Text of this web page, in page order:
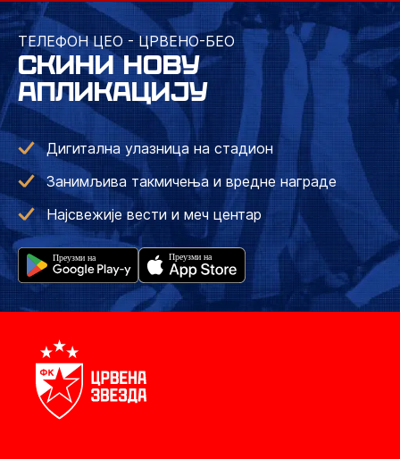
ТЕЛЕФОН ЦЕО - ЦРВЕНО-БЕО
СКИНИ НОВУ
АПЛИКАЦИЈУ
Дигитална улазница на стадион
Занимљива такмичења и вредне награде
Најсвежије вести и меч центар